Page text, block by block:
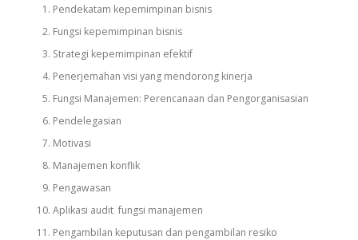
Pendekatam kepemimpinan bisnis
Fungsi kepemimpinan bisnis
Strategi kepemimpinan efektif
Penerjemahan visi yang mendorong kinerja
Fungsi Manajemen: Perencanaan dan Pengorganisasian
Pendelegasian
Motivasi
Manajemen konflik
Pengawasan
Aplikasi audit fungsi manajemen
Pengambilan keputusan dan pengambilan resiko